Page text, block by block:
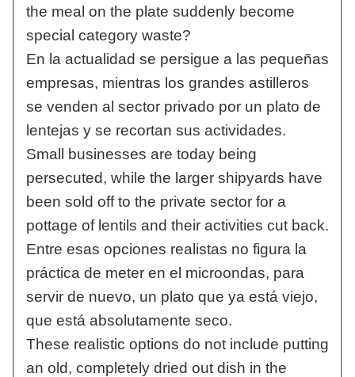
the meal on the plate suddenly become
special category waste?
En la actualidad se persigue a las pequeñas
empresas, mientras los grandes astilleros
se venden al sector privado por un plato de
lentejas y se recortan sus actividades.
Small businesses are today being
persecuted, while the larger shipyards have
been sold off to the private sector for a
pottage of lentils and their activities cut back.
Entre esas opciones realistas no figura la
práctica de meter en el microondas, para
servir de nuevo, un plato que ya está viejo,
que está absolutamente seco.
These realistic options do not include putting
an old, completely dried out dish in the